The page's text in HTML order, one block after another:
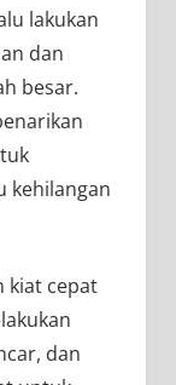
lakukan
dan
besar.
kehilangan
kiat cepat
dan